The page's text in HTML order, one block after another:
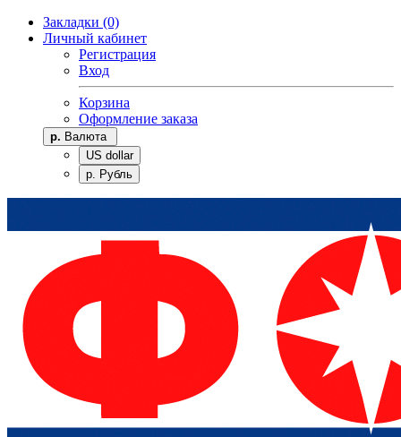
Закладки (0)
Личный кабинет
Регистрация
Вход
Корзина
Оформление заказа
р. Валюта
US dollar
р. Рубль